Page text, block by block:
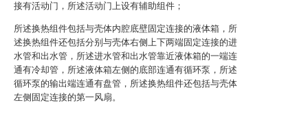
接有活动门，所述活动门上设有辅助组件；
所述换热组件包括与壳体内腔底壁固定连接的液体箱，所
述换热组件还包括分别与壳体右侧上下两端固定连接的进
水管和出水管，所述进水管和出水管靠近液体箱的一端连
通有冷却管，所述液体箱左侧的底部连通有循环泵，所述
循环泵的输出端连通有盘管，所述换热组件还包括与壳体
左侧固定连接的第一风扇。